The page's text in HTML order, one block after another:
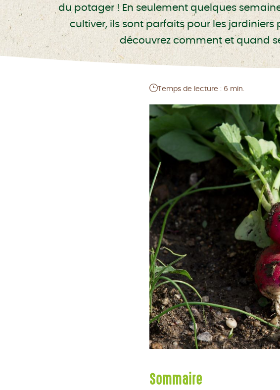
du potager ! En seulement quelques
cultiver, ils sont parfaits pour les jardiniers
découvrez comment et quand
Temps de lecture : 6 min.
Sommaire